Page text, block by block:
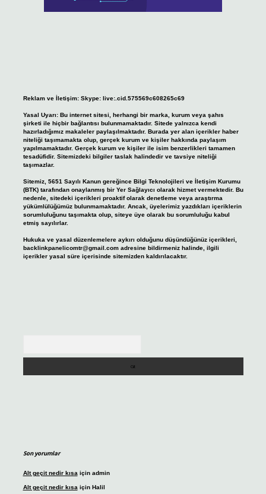
Reklam ve İletişim: Skype: live:.cid.575569c608265c69
Yasal Uyarı: Bu internet sitesi, herhangi bir marka, kurum veya şahıs
şirketi ile hiçbir bağlantısı bulunmamaktadır. Sitede yalnızca kendi
hazırladığımız makaleler paylaşılmaktadır. Burada yer alan içerikler haber
niteliği taşımamakta olup, gerçek kurum ve kişiler hakkında paylaşım
yapılmamaktadır. Gerçek kurum ve kişiler ile isim benzerlikleri tamamen
tesadüfidir. Sitemizdeki bilgiler taslak halindedir ve tavsiye niteliği
taşımazlar.
Sitemiz, 5651 Sayılı Kanun gereğince Bilgi Teknolojileri ve İletişim Kurumu
(BTK) tarafından onaylanmış bir Yer Sağlayıcı olarak hizmet vermektedir. Bu
nedenle, sitedeki içerikleri proaktif olarak denetleme veya araştırma
yükümlülüğümüz bulunmamaktadır. Ancak, üyelerimiz yazdıkları içeriklerin
sorumluluğunu taşımakta olup, siteye üye olarak bu sorumluluğu kabul
etmiş sayılırlar.
Hukuka ve yasal düzenlemelere aykırı olduğunu düşündüğünüz içerikleri,
backlinkpanelicomtr@gmail.comadresine bildirmeniz halinde, ilgili
içerikler yasal süre içerisinde sitemizden kaldırılacaktır.
Son yorumlar
Alt geçit nedir kısa için admin
Alt geçit nedir kısa için Halil